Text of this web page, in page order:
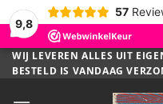
9,8
57
Ga
naar
WIJ LEVEREN ALLES UIT
BESTELD IS VANDAAG